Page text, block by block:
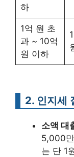
하
1억 원 초
과 ~ 10억
원 이하
2. 인지세
소액 대
5,000
는 단 1